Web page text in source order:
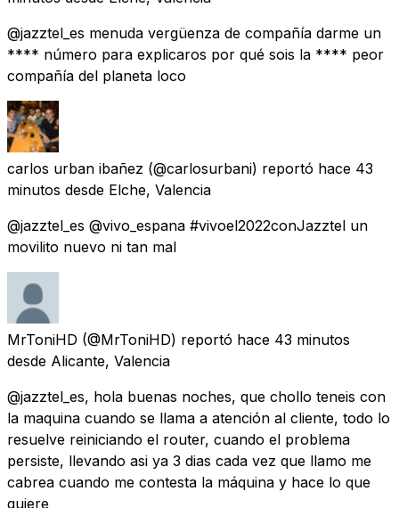
@jazztel_es menuda vergüenza de compañía darme un
**** número para explicaros por qué sois la **** peor
compañía del planeta loco
carlos urban ibañez (@carlosurbani) reportó hace 43
minutos desde Elche, Valencia
@jazztel_es @vivo_espana #vivoel2022conJazztel un
movilito nuevo ni tan mal
MrToniHD (@MrToniHD) reportó hace 43 minutos
desde Alicante, Valencia
@jazztel_es, hola buenas noches, que chollo teneis con
la maquina cuando se llama a atención al cliente, todo lo
resuelve reiniciando el router, cuando el problema
persiste, llevando asi ya 3 dias cada vez que llamo me
cabrea cuando me contesta la máquina y hace lo que
quiere